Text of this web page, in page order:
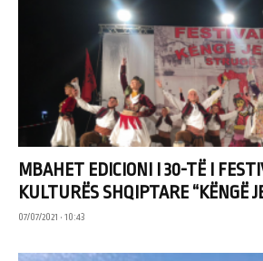
MBAHET EDICIONI I 30-TË I
KULTURËS SHQIPTARE “KËNGË
07/07/2021 • 10:43